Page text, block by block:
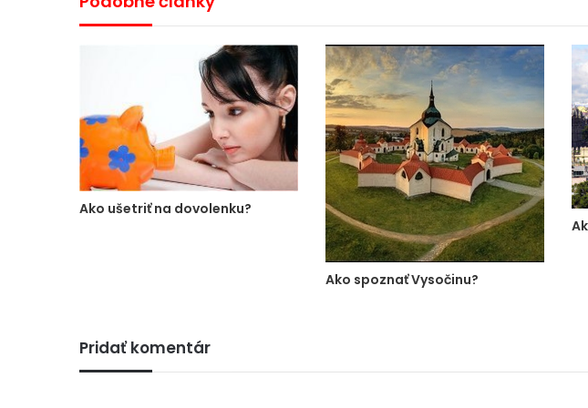
Ako ušetriť na dovolenku?
Ako spoznať Vysočinu?
Pridať komentár